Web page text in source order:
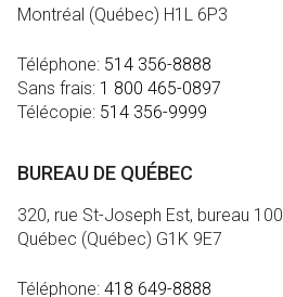
Montréal (Québec) H1L 6P3
Téléphone: 514 356-8888
Sans frais: 1 800 465-0897
Télécopie: 514 356-9999
BUREAU DE QUÉBEC
320, rue St-Joseph Est, bureau 100
Québec (Québec) G1K 9E7
Téléphone: 418 649-8888